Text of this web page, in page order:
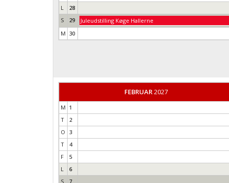
L
28
S
29
Juleudstilling Køge Hallerne
M 30
FEBRUAR2027
M 1
T
2
O 3
T
4
F
5
L
6
S
7